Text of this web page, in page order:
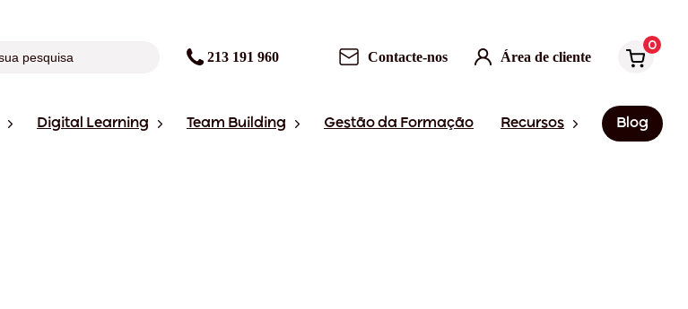
213 191 960 Contacte-nos Área de cliente
0
Digital Learning Team Building Gestão da Formação Recursos Blog